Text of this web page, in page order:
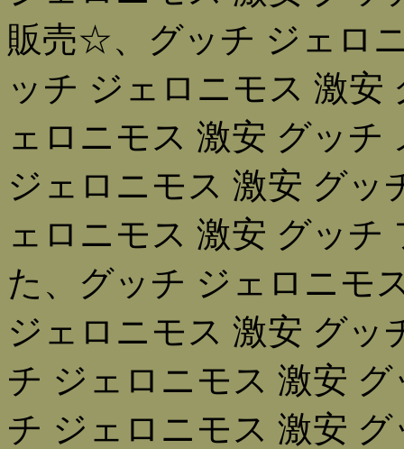
販売☆、グッチ ジェロ
ッチ ジェロニモス 激安
ェロニモス 激安 グッ
ジェロニモス 激安 グッ
ェロニモス 激安 グッチ
た、グッチ ジェロニモ
ジェロニモス 激安 グッ
チ ジェロニモス 激安
チ ジェロニモス 激安